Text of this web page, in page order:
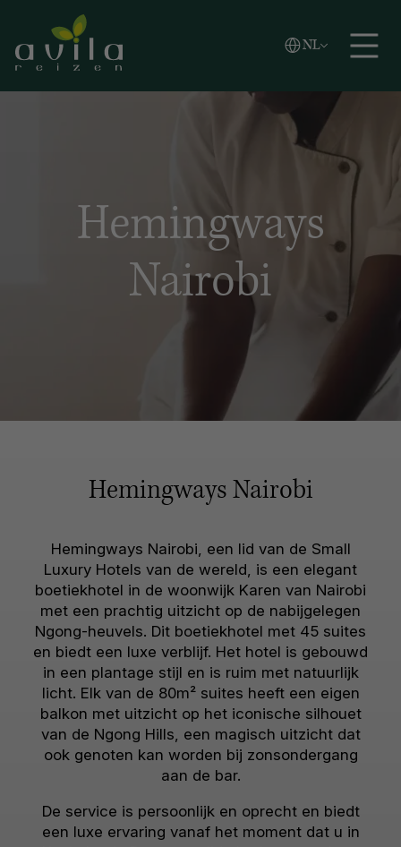
Zoeken
NL
Vlaams
English
Hemingways
Nairobi
Hemingways Nairobi
Hemingways Nairobi, een lid van de Small
Luxury Hotels van de wereld, is een elegant
boetiekhotel in de woonwijk Karen van Nairobi
met een prachtig uitzicht op de nabijgelegen
Ngong-heuvels. Dit boetiekhotel met 45 suites
en biedt een luxe verblijf. Het hotel is gebouwd
in een plantage stijl en is ruim met natuurlijk
licht. Elk van de 80m² suites heeft een eigen
balkon met uitzicht op het iconische silhouet
van de Ngong Hills, een magisch uitzicht dat
ook genoten kan worden bij zonsondergang
aan de bar.
De service is persoonlijk en oprecht en biedt
een luxe ervaring vanaf het moment dat u in